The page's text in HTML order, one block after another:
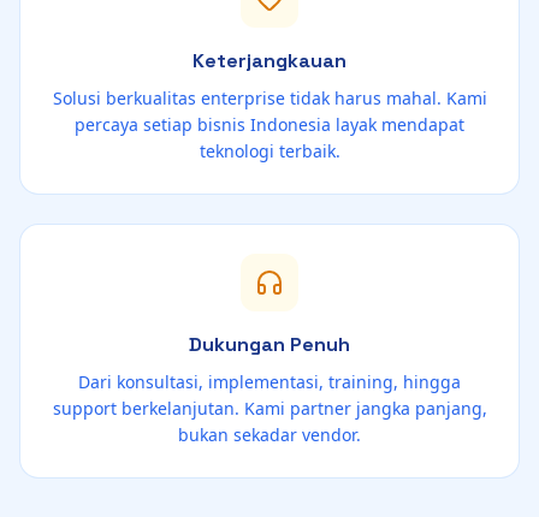
Keterjangkauan
Solusi berkualitas enterprise tidak harus mahal. Kami
percaya setiap bisnis Indonesia layak mendapat
teknologi terbaik.
Dukungan Penuh
Dari konsultasi, implementasi, training, hingga
support berkelanjutan. Kami partner jangka panjang,
bukan sekadar vendor.